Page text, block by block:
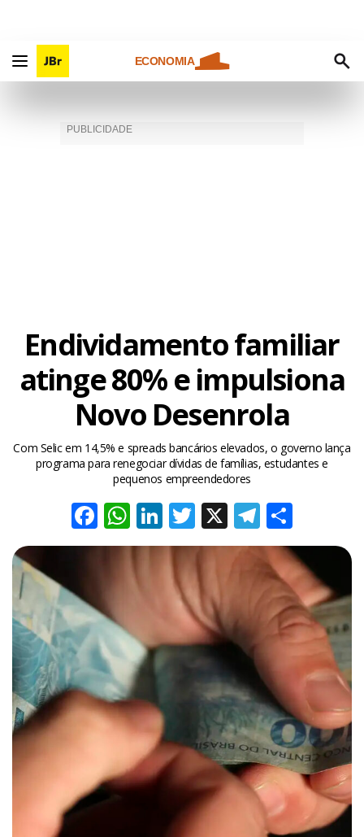
ECONOMIA
Endividamento familiar
atinge 80% e impulsiona
Novo Desenrola
Com Selic em 14,5% e spreads bancários elevados, o governo lança
programa para renegociar dívidas de famílias, estudantes e
pequenos empreendedores
Facebook
WhatsApp
LinkedIn
Twitter
X